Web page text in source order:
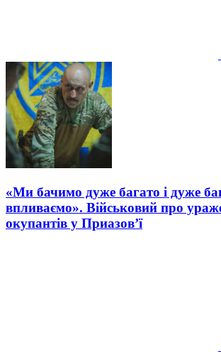
«Ми бачимо дуже багато і дуже
впливаємо». Військовий про
окупантів у Приазов’ї